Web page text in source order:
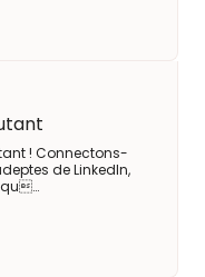
! Connectons-
de LinkedIn,
qu…